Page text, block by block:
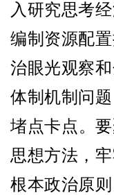
入研究思考
编制资源配
治眼光观察
体制机制问
堵点卡点。
思想方法，
根本政治原